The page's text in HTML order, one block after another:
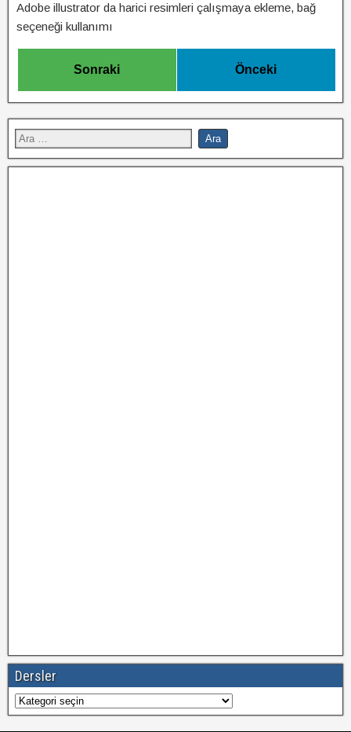
Adobe illustrator da harici resimleri çalışmaya ekleme, bağ
seçeneği kullanımı
Sonraki Önceki
Dersler
Dersler